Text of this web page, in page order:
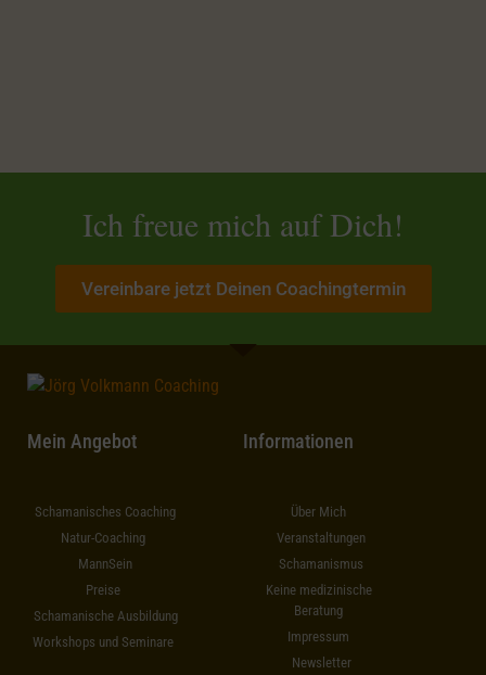
Ich freue mich auf Dich!
Vereinbare jetzt Deinen Coachingtermin
Mein Angebot
Schamanisches Coaching
Natur-Coaching
MannSein
Preise
Schamanische Ausbildung
Workshops und Seminare
Informationen
Über Mich
Veranstaltungen
Schamanismus
Keine medizinische
Beratung
Impressum
Newsletter